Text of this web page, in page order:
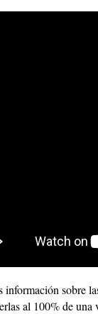
información sobre
al 100% de una